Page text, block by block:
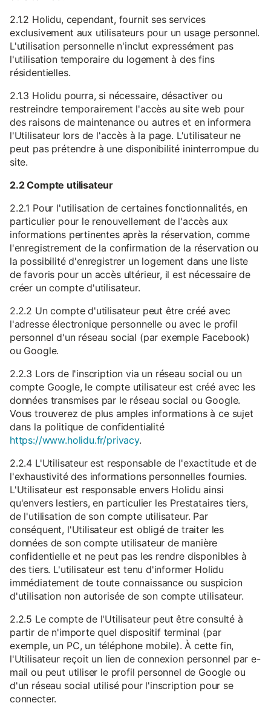
2.1.2 Holidu, cependant, fournit ses services
exclusivement aux utilisateurs pour un usage personnel.
L'utilisation personnelle n'inclut expressément pas
l'utilisation temporaire du logement à des fins
résidentielles.
2.1.3 Holidu pourra, si nécessaire, désactiver ou
restreindre temporairement l'accès au site web pour
des raisons de maintenance ou autres et en informera
l'Utilisateur lors de l'accès à la page. L'utilisateur ne
peut pas prétendre à une disponibilité ininterrompue du
site.
2.2 Compte utilisateur
2.2.1 Pour l'utilisation de certaines fonctionnalités, en
particulier pour le renouvellement de l'accès aux
informations pertinentes après la réservation, comme
l'enregistrement de la confirmation de la réservation ou
la possibilité d'enregistrer un logement dans une liste
de favoris pour un accès ultérieur, il est nécessaire de
créer un compte d'utilisateur.
2.2.2 Un compte d'utilisateur peut être créé avec
l'adresse électronique personnelle ou avec le profil
personnel d'un réseau social (par exemple Facebook)
ou Google.
2.2.3 Lors de l'inscription via un réseau social ou un
compte Google, le compte utilisateur est créé avec les
données transmises par le réseau social ou Google.
Vous trouverez de plus amples informations à ce sujet
dans la politique de confidentialité
https://www.holidu.fr/privacy.
2.2.4 L'Utilisateur est responsable de l'exactitude et de
l'exhaustivité des informations personnelles fournies.
L'Utilisateur est responsable envers Holidu ainsi
qu'envers lestiers, en particulier les Prestataires tiers,
de l'utilisation de son compte utilisateur. Par
conséquent, l'Utilisateur est obligé de traiter les
données de son compte utilisateur de manière
confidentielle et ne peut pas les rendre disponibles à
des tiers. L'utilisateur est tenu d'informer Holidu
immédiatement de toute connaissance ou suspicion
d'utilisation non autorisée de son compte utilisateur.
2.2.5 Le compte de l'Utilisateur peut être consulté à
partir de n'importe quel dispositif terminal (par
exemple, un PC, un téléphone mobile). À cette fin,
l'Utilisateur reçoit un lien de connexion personnel par e-
mail ou peut utiliser le profil personnel de Google ou
d'un réseau social utilisé pour l'inscription pour se
connecter.